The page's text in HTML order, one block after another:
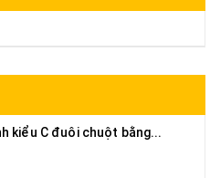
kiểu C đuôi chuột bằng...